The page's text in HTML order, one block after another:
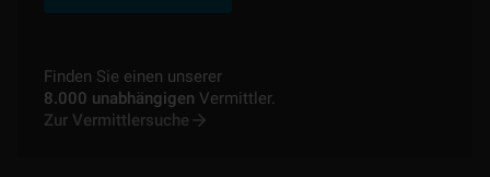
Finden Sie einen unserer
8.000 unabhängigen Vermittler.
Zur Vermittlersuche